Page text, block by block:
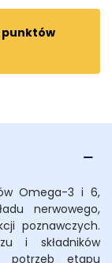
Omega-3 i 6,
nerwowego,
poznawczych.
i składników
potrzeb etapu